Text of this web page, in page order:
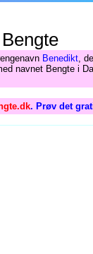
Bengte
Benedikt,
navnet Bengte i
. Prøv det